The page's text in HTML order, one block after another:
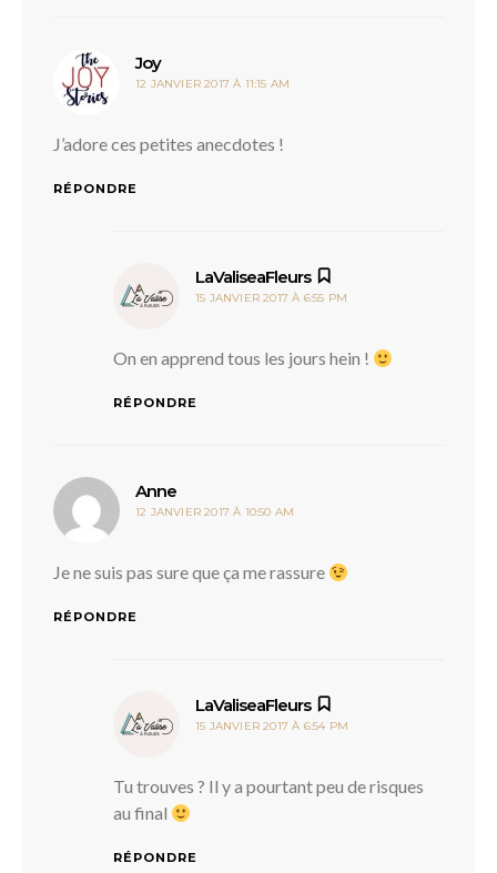
Joydit :
12 JANVIER 2017 À 11:15 AM
J’adore ces petites anecdotes !
RÉPONDRE
LaValiseaFleurs dit :
15 JANVIER 2017 À 6:55 PM
On en apprend tous les jours hein !
RÉPONDRE
Anne
12 JANVIER 2017 À 10:50 AM
Je ne suis pas sure que ça me rassure
RÉPONDRE
LaValiseaFleurs dit :
15 JANVIER 2017 À 6:54 PM
Tu trouves ? Il y a pourtant peu de risques
au final
RÉPONDRE